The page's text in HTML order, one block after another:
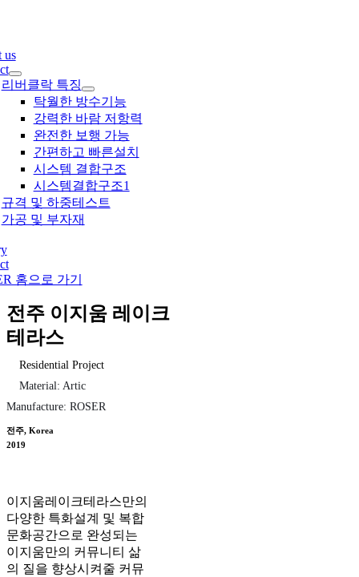
로
건
us
리버클락 특징
탁월한 방수기능
강력한 바람 저항력
완전한 보행 가능
간편하고 빠른설치
시스템 결합구조
시스템결합구조1
규격 및 하중테스트
가공 및 부자재
홈으로 가기
전주 이지움 레이크
테라스
Residential Project
Material: Artic
Manufacture: ROSER
전주, Korea
2019
이지움레이크테라스만의
다양한 특화설계 및 복합
문화공간으로 완성되는
이지움만의 커뮤니티 삶
의 질을 향상시켜줄 커뮤